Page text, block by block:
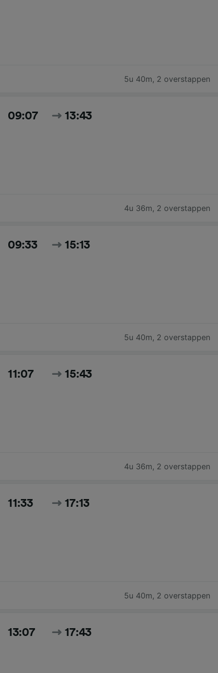
5u 40m, 2 overstappen
09:07 13:43
4u 36m, 2 overstappen
09:33 15:13
5u 40m, 2 overstappen
11:07 15:43
4u 36m, 2 overstappen
11:33 17:13
5u 40m, 2 overstappen
13:07 17:43